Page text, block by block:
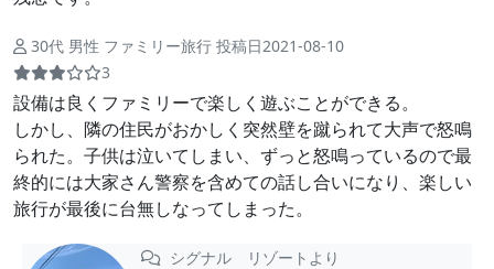
30代 男性 ファミリー旅行 投稿日2021-08-10
3
設備は良くファミリーで楽しく遊ぶことができる。
しかし、隣の住民がおかしく突然壁を蹴られて大声で怒鳴
られた。子供は泣いてしまい、ずっと怒鳴っているので最
終的には大家さん警察を含めての話し合いになり、楽しい
旅行が最後に台無しなってしまった。
シグナル リゾートより